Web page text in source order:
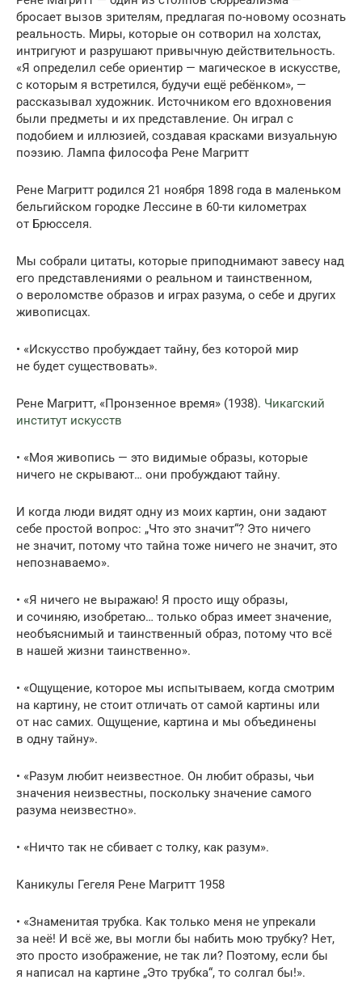
бросает вызов зрителям, предлагая по-новому осознать
реальность. Миры, которые он сотворил на холстах,
интригуют и разрушают привычную действительность.
«Я определил себе ориентир — магическое в искусстве,
с которым я встретился, будучи ещё ребёнком», —
рассказывал художник. Источником его вдохновения
были предметы и их представление. Он играл с
подобием и иллюзией, создавая красками визуальную
поэзию. Лампа философа Рене Магритт
Рене Магритт родился 21 ноября 1898 года в маленьком
бельгийском городке Лессине в 60-ти километрах
от Брюсселя.
Мы собрали цитаты, которые приподнимают завесу над
его представлениями о реальном и таинственном,
о вероломстве образов и играх разума, о себе и других
живописцах.
• «Искусство пробуждает тайну, без которой мир
не будет существовать».
Рене Магритт, «Пронзенное время» (1938). Чикагский
институт искусств
• «Моя живопись — это видимые образы, которые
ничего не скрывают… они пробуждают тайну.
И когда люди видят одну из моих картин, они задают
себе простой вопрос: „Что это значит“? Это ничего
не значит, потому что тайна тоже ничего не значит, это
непознаваемо».
• «Я ничего не выражаю! Я просто ищу образы,
и сочиняю, изобретаю… только образ имеет значение,
необъяснимый и таинственный образ, потому что всё
в нашей жизни таинственно».
• «Ощущение, которое мы испытываем, когда смотрим
на картину, не стоит отличать от самой картины или
от нас самих. Ощущение, картина и мы объединены
в одну тайну».
• «Разум любит неизвестное. Он любит образы, чьи
значения неизвестны, поскольку значение самого
разума неизвестно».
• «Ничто так не сбивает с толку, как разум».
Каникулы Гегеля Рене Магритт 1958
• «Знаменитая трубка. Как только меня не упрекали
за неё! И всё же, вы могли бы набить мою трубку? Нет,
это просто изображение, не так ли? Поэтому, если бы
я написал на картине „Это трубка“, то солгал бы!».